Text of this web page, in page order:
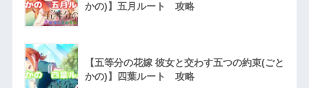
かの)】五月ルート 攻略
【五等分の花嫁 彼女と交わす五つの約束(ごと
かの)】四葉ルート 攻略